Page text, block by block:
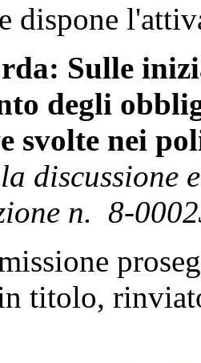
dispone
Sulle
degli
svolte nei
discussione
n. 8-
titolo,